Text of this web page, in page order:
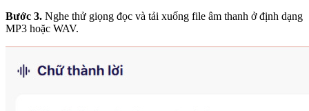
Bước 3. Nghe thử giọng đọc và tải xuống file âm thanh ở định dạng
MP3 hoặc WAV.